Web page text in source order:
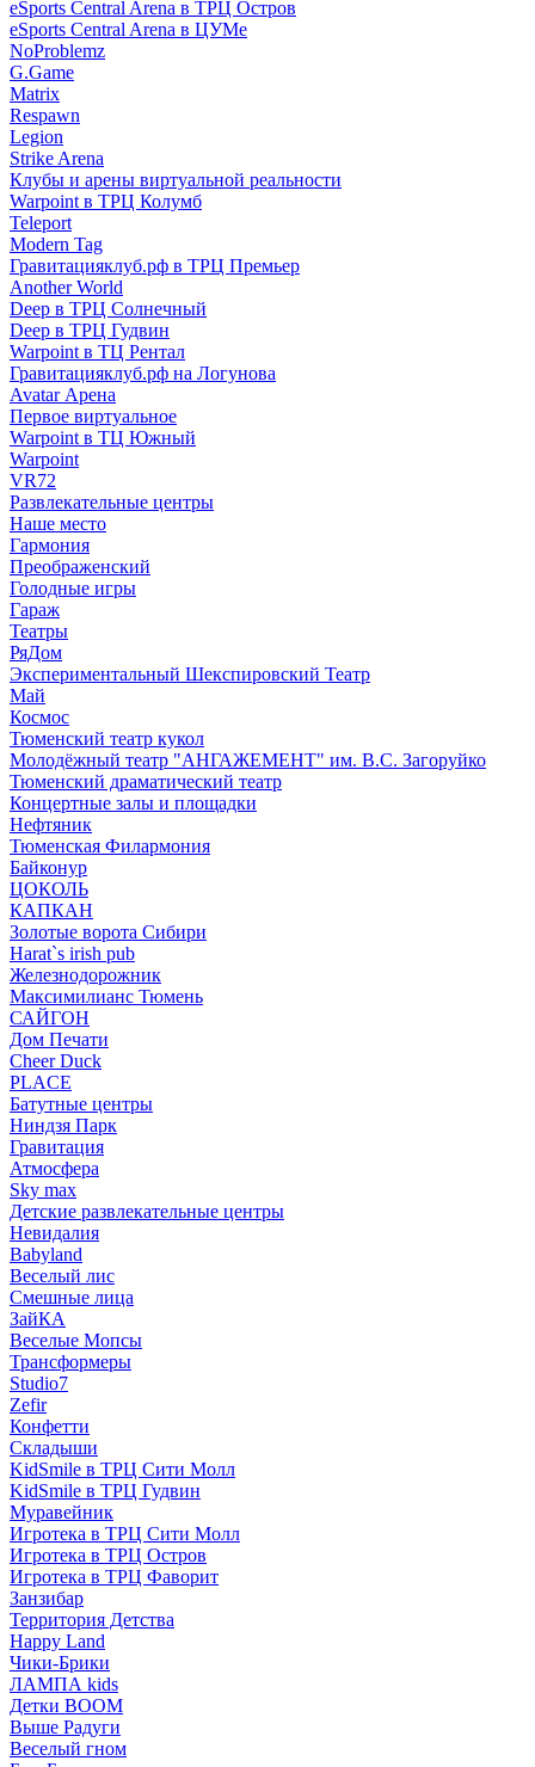
eSports Central Arena в ТРЦ Остров
eSports Central Arena в ЦУМе
NoProblemz
G.Game
Matrix
Respawn
Legion
Strike Arena
Клубы и арены виртуальной реальности
Warpoint в ТРЦ Колумб
Teleport
Modern Tag
Гравитацияклуб.рф в ТРЦ Премьер
Another World
Deep в ТРЦ Солнечный
Deep в ТРЦ Гудвин
Warpoint в ТЦ Рентал
Гравитацияклуб.рф на Логунова
Avatar Арена
Первое виртуальное
Warpoint в ТЦ Южный
Warpoint
VR72
Развлекательные центры
Наше место
Гармония
Преображенский
Голодные игры
Гараж
Театры
РяДом
Экспериментальный Шекспировский Театр
Май
Космос
Тюменский театр кукол
Молодёжный театр "АНГАЖЕМЕНТ" им. В.С. Загоруйко
Тюменский драматический театр
Концертные залы и площадки
Нефтяник
Тюменская Филармония
Байконур
ЦОКОЛЬ
КАПКАН
Золотые ворота Сибири
Harat`s irish pub
Железнодорожник
Максимилианс Тюмень
САЙГОН
Дом Печати
Cheer Duck
PLACE
Батутные центры
Ниндзя Парк
Гравитация
Атмосфера
Sky max
Детские развлекательные центры
Невидалия
Babyland
Веселый лис
Смешные лица
ЗайКА
Веселые Мопсы
Трансформеры
Studio7
Zefir
Конфетти
Складыши
KidSmile в ТРЦ Сити Молл
KidSmile в ТРЦ Гудвин
Муравейник
Игротека в ТРЦ Сити Молл
Игротека в ТРЦ Остров
Игротека в ТРЦ Фаворит
Занзибар
Территория Детства
Happy Land
Чики-Брики
ЛАМПА kids
Детки BOOM
Выше Радуги
Веселый гном